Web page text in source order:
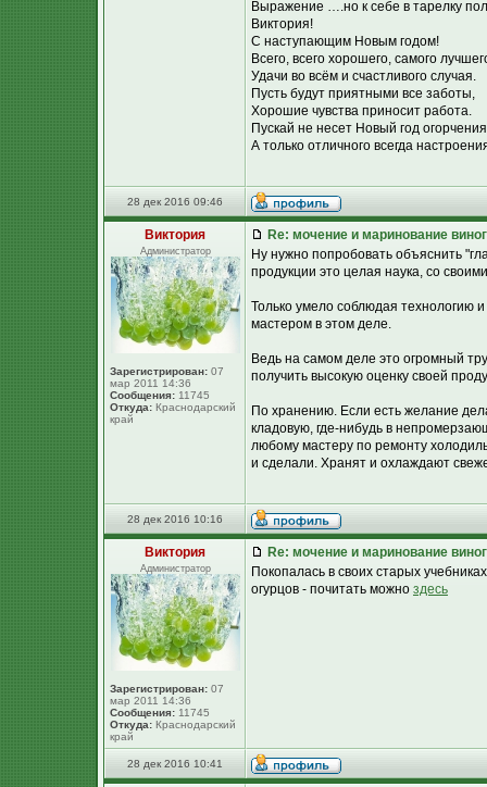
Выражение ….но к себе в тарелку
Виктория!
С наступающим Новым годом!
Всего, всего хорошего, самого
Удачи во всём и счастливого случая.
Пусть будут приятными все заботы,
Хорошие чувства приносит работа.
Пускай не несет Новый год
А только отличного всегда
28 дек 2016 09:46
Виктория
Администратор
Зарегистрирован: 07
мар 2011 14:36
Сообщения: 11745
Откуда: Краснодарский
край
Re: мочение и маринование
Ну нужно попробовать объяснить
продукции это целая наука, со
Только умело соблюдая технологию
мастером в этом деле.
Ведь на самом деле это огромный
получить высокую оценку своей
По хранению. Если есть желание
кладовую, где-нибудь в
любому мастеру по ремонту
и сделали. Хранят и охлаждают
28 дек 2016 10:16
Виктория
Администратор
Зарегистрирован: 07
мар 2011 14:36
Сообщения: 11745
Откуда: Краснодарский
край
Re: мочение и маринование
Покопалась в своих старых
огурцов - почитать можно здесь
28 дек 2016 10:41